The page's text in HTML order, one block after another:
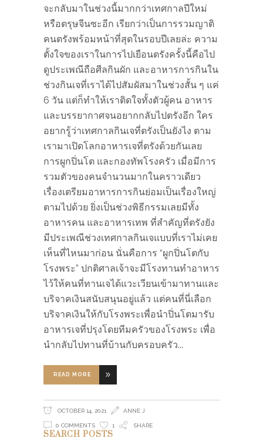
จะกลับมาในช่วงนี้มากกว่าเทศกาลปีใหม่
หรือตรุษจีนซะอีก เรียกว่าเป็นการรวมญาติ
คนตรังพร้อมหน้าที่สุดในรอบปีเลยล่ะ ความ
ตั้งใจของเราในการไปเยือนตรังครั้งนี้คือไป
ดูประเพณีถือศีลกินผัก และอาหารการกินใน
ช่วงกินเจที่เราได้ไปสัมผัสมาในช่วงสั้น ๆ แค่
6 วัน แต่ก็ทำให้เราติดใจทั้งตัวผู้คน อาหาร
และบรรยากาศจนอยากกลับไปตรังอีก ใคร
อยากรู้ว่าเทศกาลกินเจที่ตรังเป็นยังไง ตาม
เรามาเปิดโลกอาหารเจที่ตรังด้วยกันเลย
การผูกปิ่นโต และกองทัพโรงครัว เมื่อมีการ
รวมตัวของคนจำนวนมากในคราวเดียว
เรื่องเตรียมอาหารการกินย่อมเป็นเรื่องใหญ่
ตามไปด้วย ยิ่งเป็นช่วงพิธีกรรมเลยมีทั้ง
อาหารคน และอาหารเทพ ที่สำคัญที่ตรังยัง
มีประเพณีช่วงเทศกาลกินเจแบบที่เราไม่เคย
เห็นที่ไหนมาก่อน นั่นคือการ “ผูกปิ่นโตกับ
โรงพระ” ปกติศาลเจ้าจะมีโรงทานทำอาหาร
ไว้ให้คนที่ทานเจได้แวะเวียนเข้ามาทานและ
บริจาคเงินสนับสนุนอยู่แล้ว แต่คนที่นี่เลือก
บริจาคเงินให้กับโรงพระเพื่อนำปิ่นโตมารับ
อาหารเจที่ปรุงโดยทีมครัวของโรงพระ เพื่อ
นำกลับไปทานที่บ้านกับครอบครัว
READ MORE
OCTOBER 14, 2021 ANNE J
0 COMMENTS 1 SHARE
SEARCH POSTS